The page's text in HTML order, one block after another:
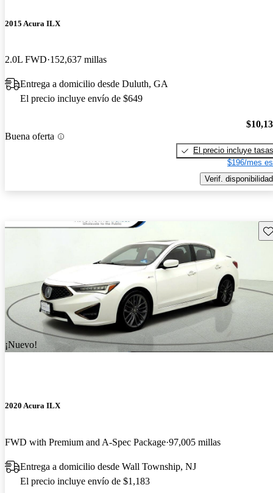
2015 Acura ILX
2.0L FWD 152,637 millas
Entrega a domicilio desde Duluth, GA
El precio incluye envío de $649
Buena oferta
El precio incluye tasas
$196/mes
Verif. disponibilidad
¡Nuevo!
2020 Acura ILX
FWD with Premium and A-Spec Package 97,005 millas
Entrega a domicilio desde Wall Township, NJ
El precio incluye envío de $1,183